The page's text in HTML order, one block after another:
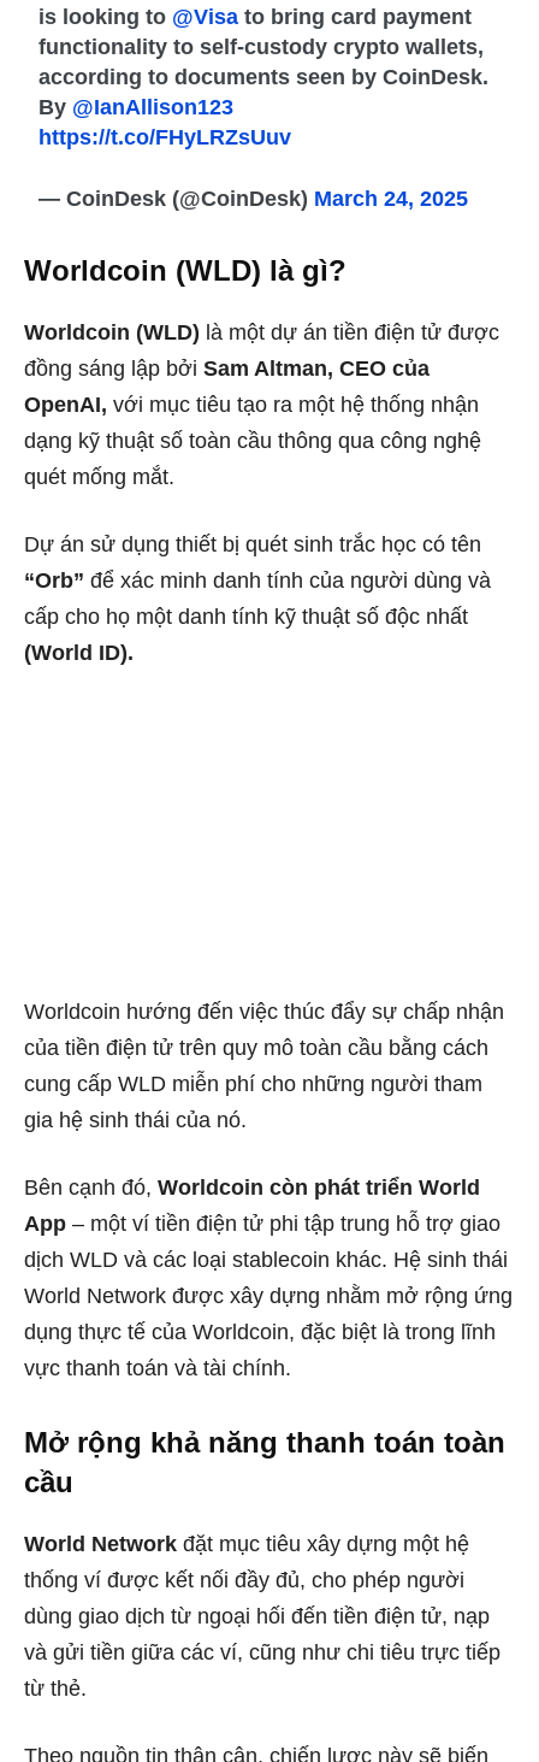
is looking to @Visa to bring card payment
functionality to self-custody crypto wallets,
according to documents seen by CoinDesk.
By @IanAllison123
https://t.co/FHyLRZsUuv
— CoinDesk (@CoinDesk) March 24, 2025
Worldcoin (WLD) là gì?
Worldcoin (WLD) là một dự án tiền điện tử được
đồng sáng lập bởi Sam Altman, CEO của
OpenAI, với mục tiêu tạo ra một hệ thống nhận
dạng kỹ thuật số toàn cầu thông qua công nghệ
quét mống mắt.
Dự án sử dụng thiết bị quét sinh trắc học có tên
“Orb” để xác minh danh tính của người dùng và
cấp cho họ một danh tính kỹ thuật số độc nhất
(World ID).
Worldcoin hướng đến việc thúc đẩy sự chấp nhận
của tiền điện tử trên quy mô toàn cầu bằng cách
cung cấp WLD miễn phí cho những người tham
gia hệ sinh thái của nó.
Bên cạnh đó, Worldcoin còn phát triển World
App – một ví tiền điện tử phi tập trung hỗ trợ giao
dịch WLD và các loại stablecoin khác. Hệ sinh thái
World Network được xây dựng nhằm mở rộng ứng
dụng thực tế của Worldcoin, đặc biệt là trong lĩnh
vực thanh toán và tài chính.
Mở rộng khả năng thanh toán toàn
cầu
World Network đặt mục tiêu xây dựng một hệ
thống ví được kết nối đầy đủ, cho phép người
dùng giao dịch từ ngoại hối đến tiền điện tử, nạp
và gửi tiền giữa các ví, cũng như chi tiêu trực tiếp
từ thẻ.
Theo nguồn tin thân cận, chiến lược này sẽ biến